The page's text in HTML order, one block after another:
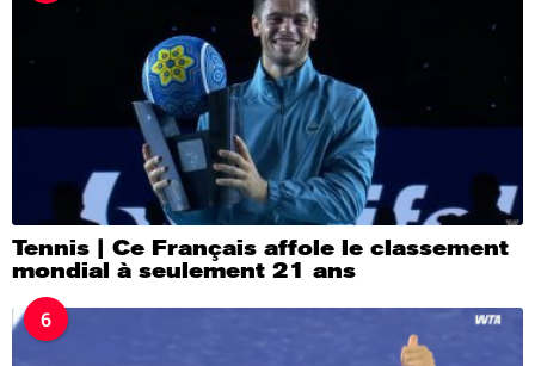
Tennis | Ce Français affole le classement
mondial à seulement 21 ans
6